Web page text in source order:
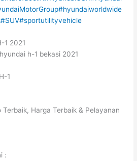
#hyundaiworldwide
#SUV#sportutilityvehicle
1 2021
1
Harga Terbaik & Pelayanan
: